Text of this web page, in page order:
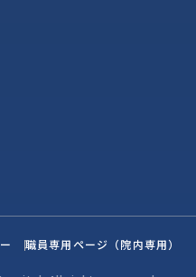
職員専用ページ（院内専用）